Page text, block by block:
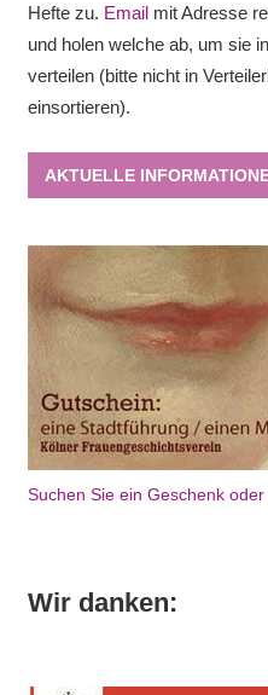
Hefte zu. Emailmit Adresse
und holen welche ab, um sie
verteilen (bitte nicht in
einsortieren).
AKTUELLE
Suchen Sie ein Geschenk
Wir danken: